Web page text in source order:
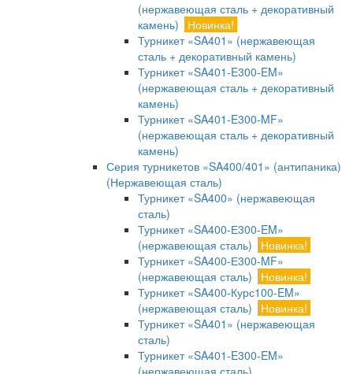
(нержавеющая сталь + декоративный
камень)
Новинка!
Турникет «SA401» (нержавеющая
сталь + декоративный камень)
Турникет «SA401-E300-EM»
(нержавеющая сталь + декоративный
камень)
Турникет «SA401-E300-MF»
(нержавеющая сталь + декоративный
камень)
Серия турникетов «SA400/401» (антипаника)
(Нержавеющая сталь)
Турникет «SA400» (нержавеющая
сталь)
Турникет «SA400-Е300-EM»
(нержавеющая сталь)
Новинка!
Турникет «SA400-Е300-MF»
(нержавеющая сталь)
Новинка!
Турникет «SA400-Курс100-EM»
(нержавеющая сталь)
Новинка!
Турникет «SA401» (нержавеющая
сталь)
Турникет «SA401-E300-EM»
(нержавеющая сталь)